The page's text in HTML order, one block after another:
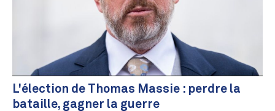
L'élection de Thomas Massie : perdre la
bataille, gagner la guerre